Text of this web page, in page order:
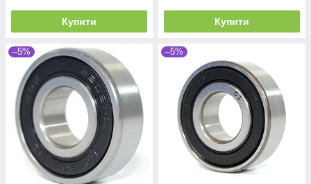
Купити Купити
–5% –5%